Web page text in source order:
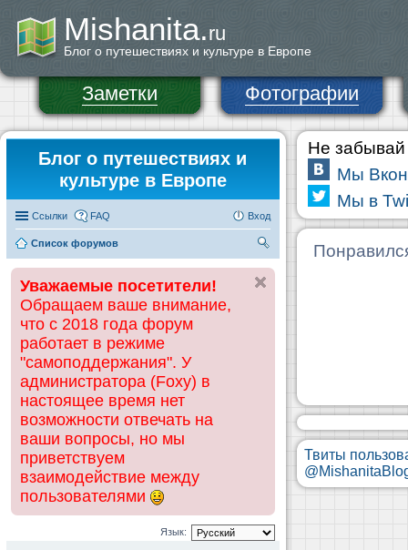
Mishanita.ru
Блог о путешествиях и культуре в Европе
Заметки Фотографии
Блог о путешествиях и
культуре в Европе
Ссылки FAQ Вход
Список форумов
ск
Уважаемые посетители!
Обращаем ваше внимание,
что с 2018 года форум
работает в режиме
"самоподдержания". У
администратора (Foxy) в
настоящее время нет
возможности отвечать на
ваши вопросы, но мы
приветствуем
взаимодействие между
пользователями
Язык:
Не забывай
Мы
Мы в
Твиты